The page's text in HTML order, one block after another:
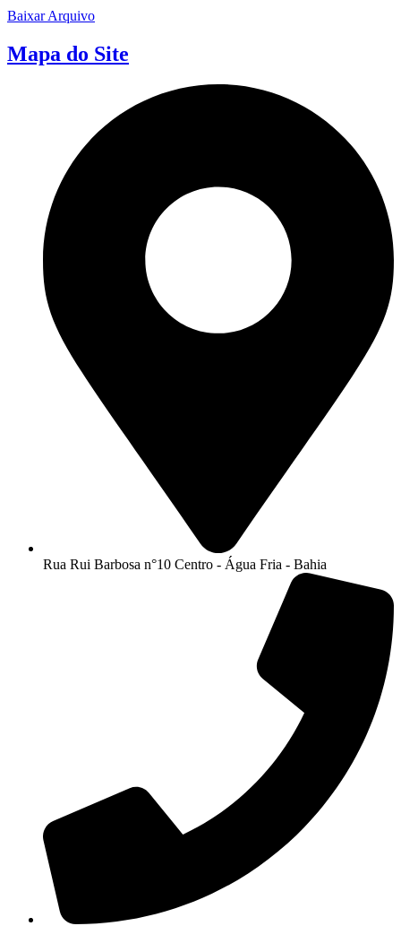
Baixar Arquivo
Mapa do Site
Rua Rui Barbosa n°10 Centro - Água Fria - Bahia